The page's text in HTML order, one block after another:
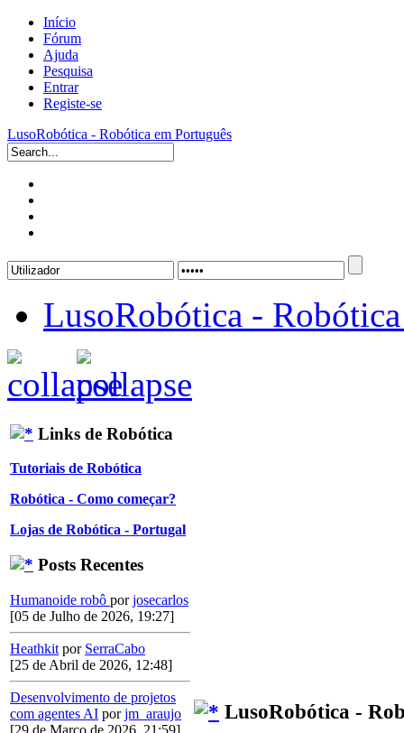
Início
Fórum
Ajuda
Pesquisa
Entrar
Registe-se
LusoRobótica - Robótica em Português
LusoRobótica -
Links de Robótica
Tutoriais de Robótica
Robótica - Como começar?
Lojas de Robótica - Portugal
Posts Recentes
Humanoide robô porjosecarlos
[05 de Julho de 2026, 19:27]
Heathkit por SerraCabo
[25 de Abril de 2026, 12:48]
Desenvolvimento de projetos
com agentes AI porjm_araujo
[29 de Março de 2026, 21:59]
LusoRobótica -